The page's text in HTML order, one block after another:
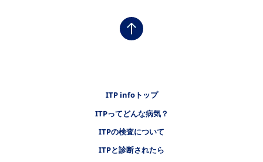
ITP infoトップ
ITPってどんな病気？
ITPの検査について
ITPと診断されたら